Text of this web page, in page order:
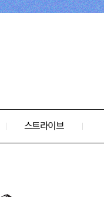
스트라이브